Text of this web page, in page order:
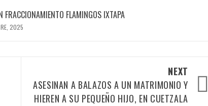
FRACCIONAMIENTO FLAMINGOS IXTAPA
2025
NEXT
ASESINAN A BALAZOS A UN MATRIMONIO Y
HIEREN A SU PEQUEÑO HIJO, EN CUETZALA